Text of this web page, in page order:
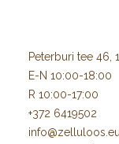
Peterburi tee 46,
E-N 10:00-18:00
R 10:00-17:00
+372 6419502
info@zelluloos.eu